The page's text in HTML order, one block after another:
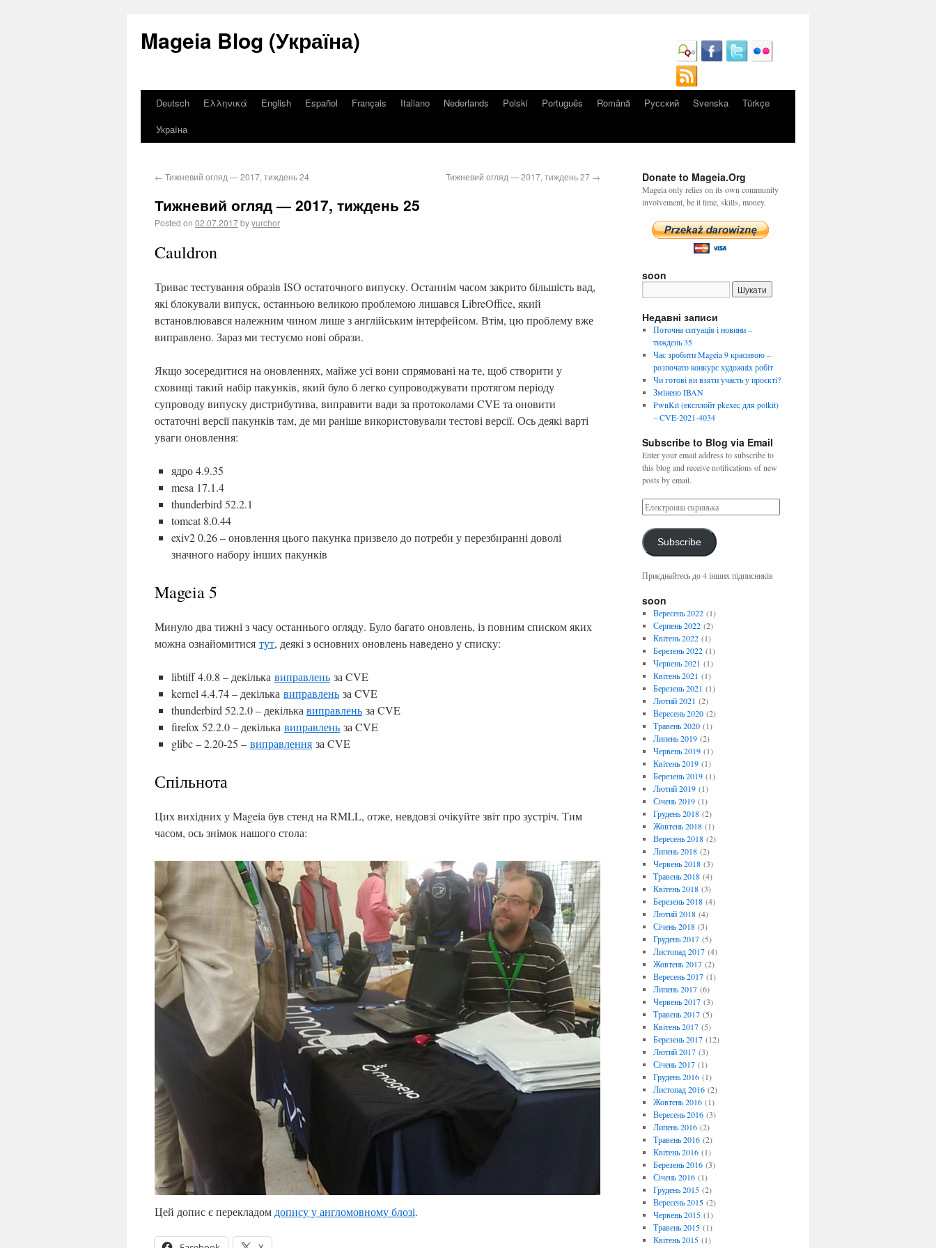
Mageia Blog (Україна)
Deutsch Ελληνικά English Español Français Italiano Nederlands Polski Português Română Русский Svenska
Türkçe
Україна
← Тижневий огляд — 2017, тиждень 24 Тижневий огляд — 2017, тиждень 27 →
Тижневий огляд — 2017, тиждень 25
Posted on 02.07.2017byyurchor
Cauldron
Триває тестування образів ISO остаточного випуску. Останнім часом закрито більшість вад,
які блокували випуск, останньою великою проблемою лишався LibreOffice, який
встановлювався належним чином лише з англійським інтерфейсом. Втім, цю проблему вже
виправлено. Зараз ми тестуємо нові образи.
Якщо зосередитися на оновленнях, майже усі вони спрямовані на те, щоб створити у
сховищі такий набір пакунків, який було б легко супроводжувати протягом періоду
супроводу випуску дистрибутива, виправити вади за протоколами CVE та оновити
остаточні версії пакунків там, де ми раніше використовували тестові версії. Ось деякі варті
уваги оновлення:
ядро 4.9.35
mesa 17.1.4
thunderbird 52.2.1
tomcat 8.0.44
exiv2 0.26 – оновлення цього пакунка призвело до потреби у перезбиранні доволі
значного набору інших пакунків
Mageia 5
Минуло два тижні з часу останнього огляду. Було багато оновлень, із повним списком яких
можна ознайомитися тут, деякі з основних оновлень наведено у списку:
libtiff 4.0.8 – декілька виправлень за CVE
kernel 4.4.74 – декілька виправлень за CVE
thunderbird 52.2.0 – декілька виправлень за CVE
firefox 52.2.0 – декілька виправлень за CVE
glibc – 2.20-25 – виправлення за CVE
Спільнота
Цих вихідних у Mageia був стенд на RMLL, отже, невдовзі очікуйте звіт про зустріч. Тим
часом, ось знімок нашого стола:
Цей допис є перекладом допису у англомовному блозі.
Donate to Mageia.Org
Mageia only relies on its own community
involvement, be it time, skills, money.
soon
Недавні записи
Поточна ситуація і новини –
тиждень 35
Час зробити Mageia 9 красивою –
розпочато конкурс художніх робіт
Чи готові ви взяти участь у проєкті?
Змінено IBAN
PwnKit (експлойт pkexec для polkit)
– CVE-2021-4034
Subscribe to Blog via Email
Enter your email address to subscribe to
this blog and receive notifications of new
posts by email.
Subscribe
Приєднайтесь до 4 інших підписників
soon
Вересень 2022(1)
Серпень 2022(2)
Квітень 2022(1)
Березень 2022(1)
Червень 2021 (1)
Квітень 2021 (1)
Березень 2021 (1)
Лютий 2021 (2)
Вересень 2020(2)
Травень 2020(1)
Липень 2019(2)
Червень 2019(1)
Квітень 2019(1)
Березень 2019(1)
Лютий 2019(1)
Січень 2019(1)
Грудень 2018(2)
Жовтень 2018(1)
Вересень 2018(2)
Липень 2018(2)
Червень 2018(3)
Травень 2018(4)
Квітень 2018(3)
Березень 2018(4)
Лютий 2018(4)
Січень 2018(3)
Грудень 2017(5)
Листопад 2017(4)
Жовтень 2017(2)
Вересень 2017(1)
Липень 2017(6)
Червень 2017(3)
Травень 2017(5)
Квітень 2017(5)
Березень 2017(12)
Лютий 2017(3)
Січень 2017(1)
Грудень 2016(1)
Листопад 2016(2)
Жовтень 2016(1)
Вересень 2016(3)
Липень 2016(2)
Травень 2016(2)
Квітень 2016(1)
Березень 2016(3)
Січень 2016(1)
Грудень 2015(2)
Вересень 2015(2)
Червень 2015(1)
Травень 2015(1)
Квітень 2015(1)